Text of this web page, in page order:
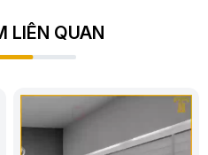
LIÊN QUAN